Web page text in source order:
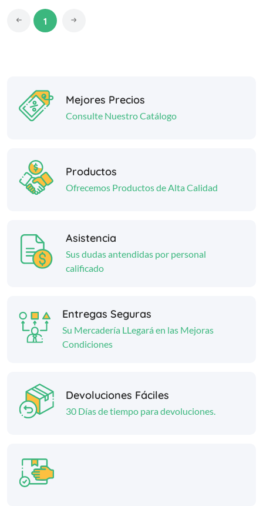
1
Mejores Precios
Consulte Nuestro Catálogo
Productos
Ofrecemos Productos de Alta Calidad
Asistencia
Sus dudas antendidas por personal
calificado
Entregas Seguras
Su Mercadería LLegará en las Mejoras
Condiciones
Devoluciones Fáciles
30 Días de tiempo para devoluciones.